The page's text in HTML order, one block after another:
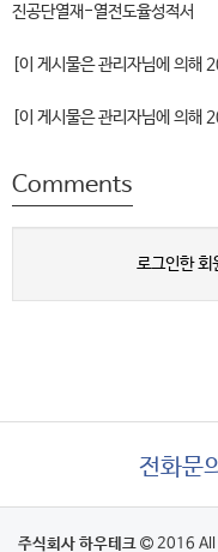
진공단열재-열전도율성적서
[이 게시물은 관리자님에 의
[이 게시물은 관리자님에 의
Comments
로그인한 회
전화
주식회사 하우테크 2016